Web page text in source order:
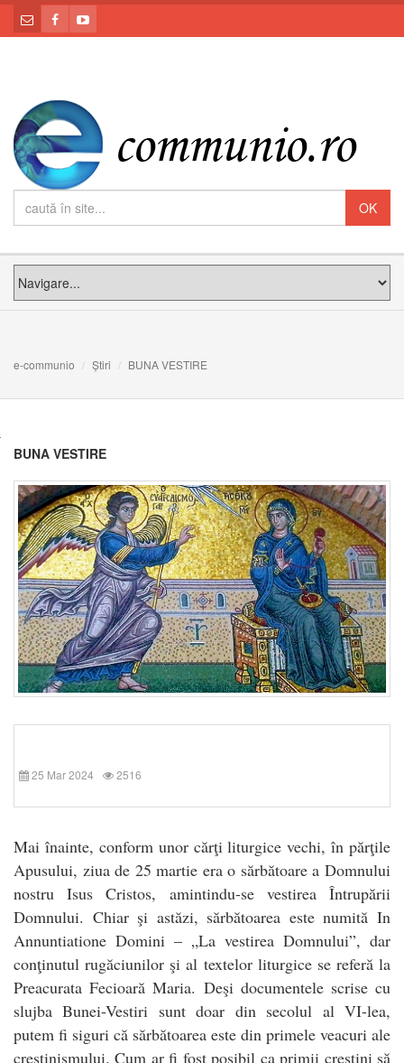
e-communio Știri BUNA VESTIRE
BUNA VESTIRE
25 Mar 2024 2516
Mai înainte, conform unor cărţi liturgice vechi, în părţile
Apusului, ziua de 25 martie era o sărbătoare a Domnului
nostru Isus Cristos, amintindu-se vestirea Întrupării
Domnului. Chiar şi astăzi, sărbătoarea este numită In
Annuntiatione Domini – „La vestirea Domnului”, dar
conţinutul rugăciunilor şi al textelor liturgice se referă la
Preacurata Fecioară Maria. Deşi documentele scrise cu
slujba Bunei-Vestiri sunt doar din secolul al VI-lea,
putem fi siguri că sărbătoarea este din primele veacuri ale
creştinismului. Cum ar fi fost posibil ca primii creştini să